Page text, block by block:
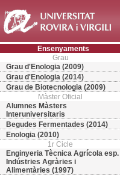
Ensenyaments
Grau
Grau d'Enologia (2009)
Grau d'Enologia (2014)
Grau de Biotecnologia (2009)
Màster Oficial
Alumnes Màsters
Interuniversitaris
Begudes Fermentades (2014)
Enologia (2010)
1r Cicle
Enginyeria Tècnica Agrícola esp.
Indústries Agràries i
Alimentàries (1997)